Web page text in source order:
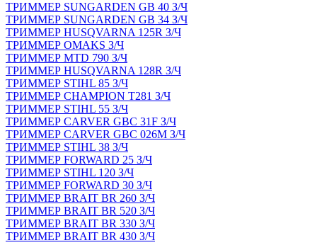
ТРИММЕР SUNGARDEN GB 40 З/Ч
ТРИММЕР SUNGARDEN GB 34 З/Ч
ТРИММЕР HUSQVARNA 125R З/Ч
ТРИММЕР OMAKS З/Ч
ТРИММЕР MTD 790 З/Ч
ТРИММЕР HUSQVARNA 128R З/Ч
ТРИММЕР STIHL 85 З/Ч
ТРИММЕР CHAMPION T281 З/Ч
ТРИММЕР STIHL 55 З/Ч
ТРИММЕР CARVER GBC 31F З/Ч
ТРИММЕР CARVER GBC 026M З/Ч
ТРИММЕР STIHL 38 З/Ч
ТРИММЕР FORWARD 25 З/Ч
ТРИММЕР STIHL 120 З/Ч
ТРИММЕР FORWARD 30 З/Ч
ТРИММЕР BRAIT BR 260 З/Ч
ТРИММЕР BRAIT BR 520 З/Ч
ТРИММЕР BRAIT BR 330 З/Ч
ТРИММЕР BRAIT BR 430 З/Ч